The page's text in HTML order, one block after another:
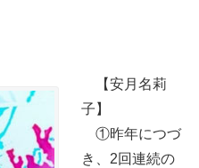
【安月名莉
子】
①昨年につづ
き、2回連続の